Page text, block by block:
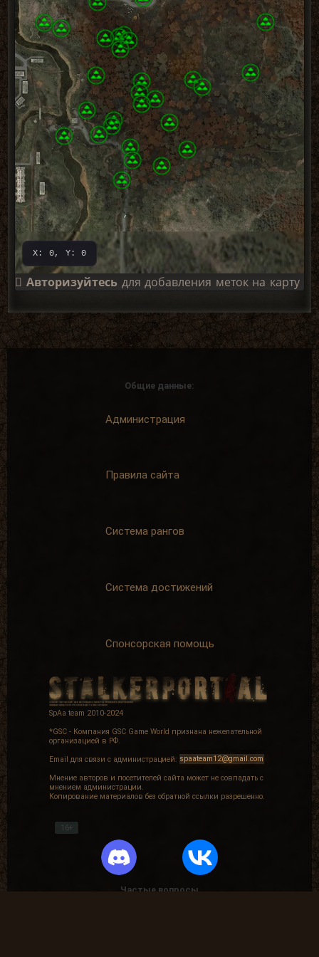
X: 0, Y: 0
Авторизуйтесьдля добавления меток на карту
Общие данные:
Администрация
Правила сайта
Система рангов
Система достижений
Спонсорская помощь
SpAa team 2010-2024
*GSC - Компания GSC Game World признана нежелательной
организацией в РФ.
Email для связи с администрацией: spaateam12@gmail.com
Мнение авторов и посетителей сайта может не совпадать с
мнением администрации.
Копирование материалов без обратной ссылки разрешенно.
16+
Частые вопросы